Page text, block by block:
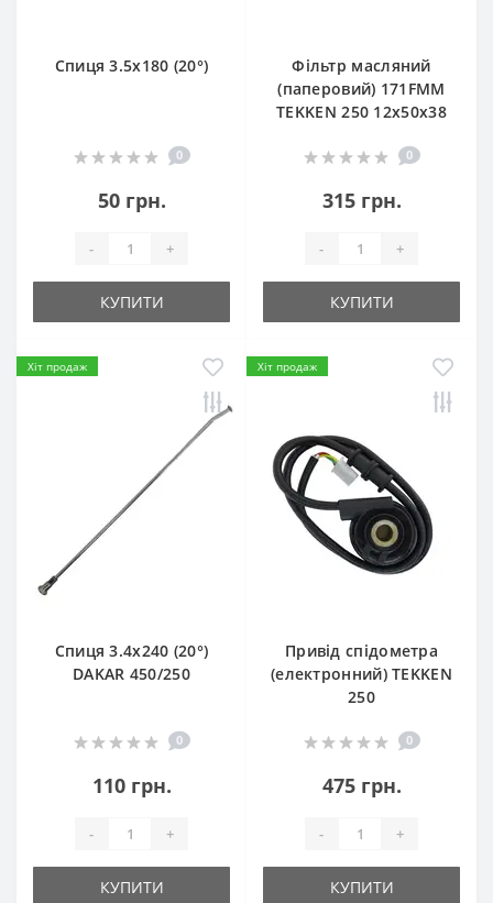
Спиця 3.5х180 (20°)
0
50 грн.
- +
КУПИТИ
Фільтр масляний
(паперовий) 171FMM
TEKKEN 250 12х50х38
0
315 грн.
- +
КУПИТИ
Хіт продаж
Спиця 3.4х240 (20°)
DAKAR 450/250
0
110 грн.
- +
КУПИТИ
Хіт продаж
Привід спідометра
(електронний) TEKKEN
250
0
475 грн.
- +
КУПИТИ